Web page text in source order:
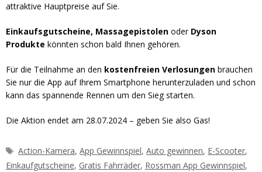
attraktive Hauptpreise auf Sie.
Einkaufsgutscheine, Massagepistolen oder Dyson
Produkte könnten schon bald Ihnen gehören.
Für die Teilnahme an den kostenfreien Verlosungen brauchen
Sie nur die App auf Ihrem Smartphone herunterzuladen und schon
kann das spannende Rennen um den Sieg starten.
Die Aktion endet am 28.07.2024 – geben Sie also Gas!
Schlagwörter
Action-Kamera,App Gewinnspiel,Auto gewinnen, E-Scooter,
Einkaufgutscheine, Gratis Fahrräder, Rossman App Gewinnspiel,